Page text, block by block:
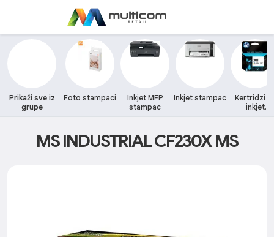
Prikaži sve iz
grupe
Foto stampaci
Inkjet MFP
stampac
Inkjet stampac
Kertridzi
inkjet
MS INDUSTRIAL CF230X MS